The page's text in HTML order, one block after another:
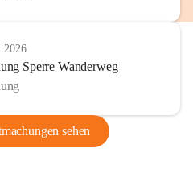
2026
Sperre Wanderweg
sehen